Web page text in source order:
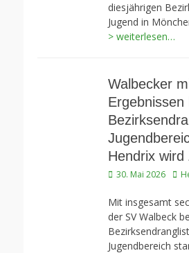
diesjährigen
Jugend in
> weiterlesen…
Walbecker
Ergebnissen
Hendrix wird
Veröffentlicht
30. Mai 2026
Mit insgesamt
der SV Walbeck
Jugendbereich